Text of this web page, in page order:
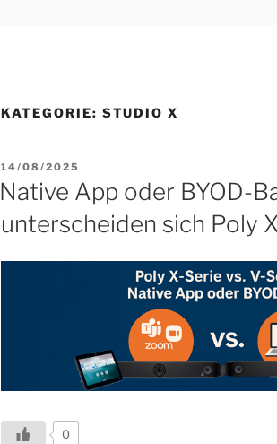
KATEGORIE: STUDIO X
VERÖFFENTLICHT
AM
14/08/2025
Native App oder BYOD-
unterscheiden sich Poly
0